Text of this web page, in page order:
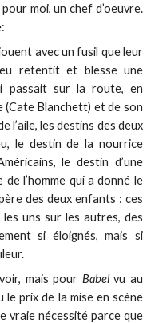
moi, un chef d’oeuvre.
avec un fusil que leur
retentit et blesse une
passait sur la route, en
(Cate Blanchett) et de son
l’aile, les destins des deux
le destin de la nourrice
le destin d’une
de l’homme qui a donné le
des deux enfants : ces
uns sur les autres, des
si éloignés, mais si
mais pour Babelvu au
le prix de la mise en scène
vraie nécessité parce que